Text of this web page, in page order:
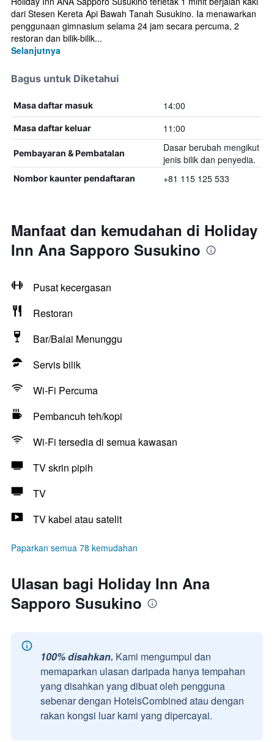
dari Stesen Kereta Api Bawah Tanah Susukino. Ia menawarkan
penggunaan gimnasium selama 24 jam secara percuma, 2
restoran dan bilik-bilik...
Selanjutnya
Bagus untuk Diketahui
Masa daftar masuk 14:00
Masa daftar keluar 11:00
Pembayaran & Pembatalan
Dasar berubah mengikut
jenis bilik dan penyedia.
Nombor kaunter pendaftaran +81 115 125 533
Manfaat dan kemudahan di Holiday
Inn Ana Sapporo Susukino
Pusat kecergasan
Restoran
Bar/Balai Menunggu
Servis bilik
Wi-Fi Percuma
Pembancuh teh/kopi
Wi-Fi tersedia di semua kawasan
TV skrin pipih
TV
TV kabel atau satelit
Paparkan semua 78 kemudahan
Ulasan bagi Holiday Inn Ana
Sapporo Susukino
100% disahkan. Kami mengumpul dan
memaparkan ulasan daripada hanya tempahan
yang disahkan yang dibuat oleh pengguna
sebenar dengan HotelsCombined atau dengan
rakan kongsi luar kami yang dipercayai.